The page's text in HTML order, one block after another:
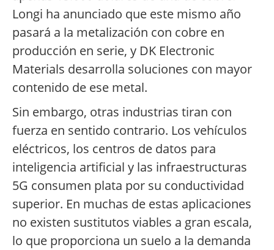
Longi ha anunciado que este mismo año
pasará a la metalización con cobre en
producción en serie, y DK Electronic
Materials desarrolla soluciones con mayor
contenido de ese metal.
Sin embargo, otras industrias tiran con
fuerza en sentido contrario. Los vehículos
eléctricos, los centros de datos para
inteligencia artificial y las infraestructuras
5G consumen plata por su conductividad
superior. En muchas de estas aplicaciones
no existen sustitutos viables a gran escala,
lo que proporciona un suelo a la demanda